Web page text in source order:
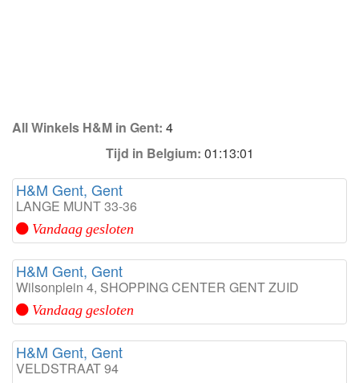
All Winkels H&M in Gent: 4
Tijd in Belgium: 01:13:01
H&M Gent, Gent
LANGE MUNT 33-36
Vandaag gesloten
H&M Gent, Gent
Wilsonplein 4, SHOPPING CENTER GENT ZUID
Vandaag gesloten
H&M Gent, Gent
VELDSTRAAT 94